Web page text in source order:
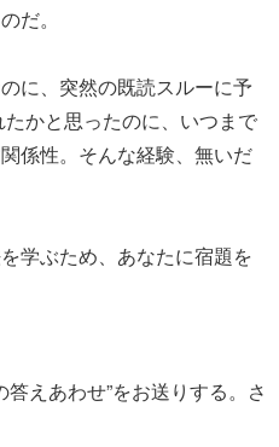
だ。
に、突然の既読スルーに予
かと思ったのに、いつまで
係性。そんな経験、無いだ
学ぶため、あなたに宿題を
えあわせ”をお送りする。さ